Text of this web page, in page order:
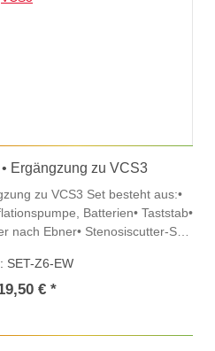
Set "Zitze & Euter • Ergängzung zu VCS3
mit VCS3 nutzbar
SET-Z6-EW
€ *